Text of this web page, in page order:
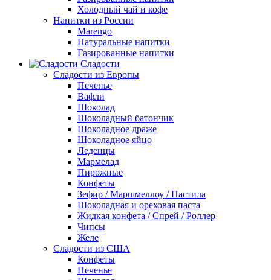
Холодный чай и кофе
Напитки из России
Marengo
Натуральные напитки
Газированные напитки
Сладости
Сладости из Европы
Печенье
Вафли
Шоколад
Шоколадный батончик
Шоколадное драже
Шоколадное яйцо
Леденцы
Мармелад
Пирожные
Конфеты
Зефир / Маршмеллоу / Пастила
Шоколадная и ореховая паста
Жидкая конфета / Спрей / Роллер
Чипсы
Желе
Сладости из США
Конфеты
Печенье